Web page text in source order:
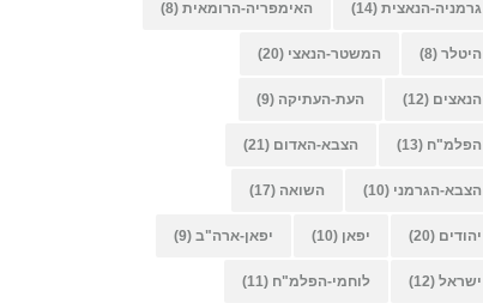
גרמניה-הנאצית (14) האימפריה-הרומאית (8)
היטלר (8) המשטר-הנאצי (20)
הנאצים (12) העת-העתיקה (9)
הפלמ"ח (13) הצבא-האדום (21)
הצבא-הגרמני (10) השואה (17)
יהודים (20) יפאן (10) יפאן-ארה"ב (9)
ישראל (12) לוחמי-הפלמ"ח (11)